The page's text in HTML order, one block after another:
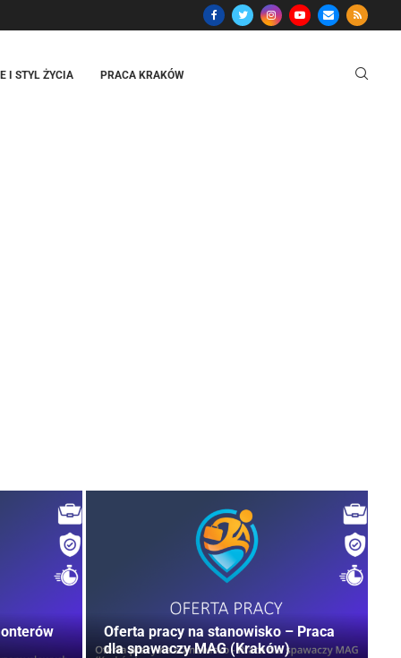
I STYL ŻYCIA PRACA KRAKÓW
Oferta pracy na stanowisko – Praca
dla spawaczy MAG (Kraków)